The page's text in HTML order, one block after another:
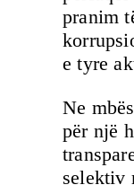
pranim
e tyre
Ne
për një
selektiv